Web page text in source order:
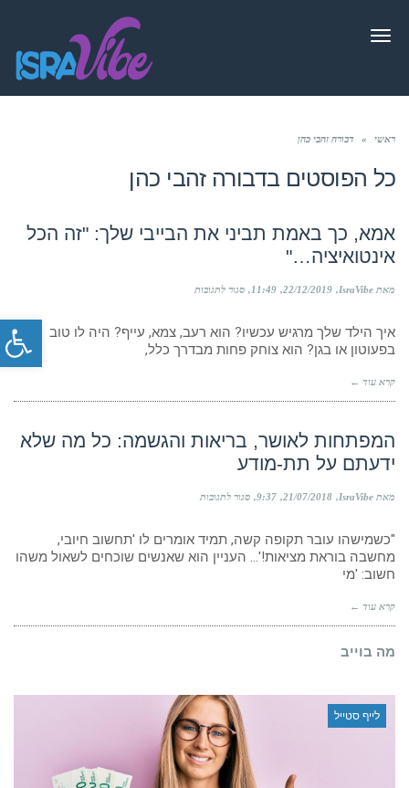
תפריט
ראשי » דבורה זהבי כהן
כל הפוסטים בדבורה זהבי כהן
אמא, כך באמת תביני את הבייבי שלך: "זה הכל
אינטואיציה…"
מאת IsraVibe 22/12/2019
11:49 סגור לתגובותעל
באמת
תביני
"זה
אינטואיציה…"
איך הילד שלך מרגיש עכשיו? הוא רעב, צמא, עייף? היה לו טוב
בפעוטון או בגן? הוא צוחק פחות מבדרך כלל,
קרא עוד ←
המפתחות לאושר, בריאות והגשמה: כל מה שלא
ידעתם על תת-מודע
מאת IsraVibe 21/07/2018
9:37 סגור לתגובותעל
בריאות
והגשמה:
על
"כשמישהו עובר תקופה קשה, תמיד אומרים לו 'תחשוב חיובי,
מחשבה בוראת מציאות!'… העניין הוא שאנשים שוכחים לשאול משהו
חשוב: 'מי
קרא עוד ←
מה בוייב
לייף סטייל
פתח